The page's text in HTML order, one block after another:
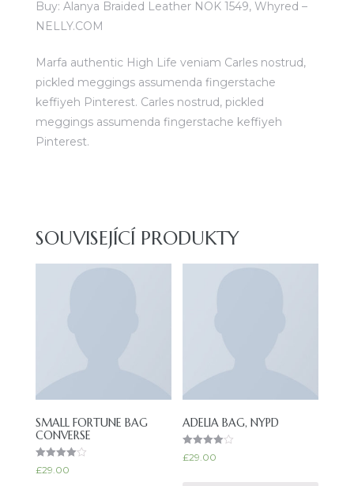
Buy: Alanya Braided Leather NOK 1549, Whyred –
NELLY.COM
Marfa authentic High Life veniam Carles nostrud,
pickled meggings assumenda fingerstache
keffiyeh Pinterest. Carles nostrud, pickled
meggings assumenda fingerstache keffiyeh
Pinterest.
SOUVISEJÍCÍ PRODUKTY
SMALL FORTUNE BAG
CONVERSE
Hodnocen
í
£29.00
ADELIA BAG, NYPD
Hodnocen
í
£29.00